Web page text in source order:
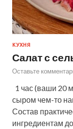
КУХНЯ
Салат с
Оставьте
1 час (ваши 20
сыром чем-то
Состав
ингредиентам